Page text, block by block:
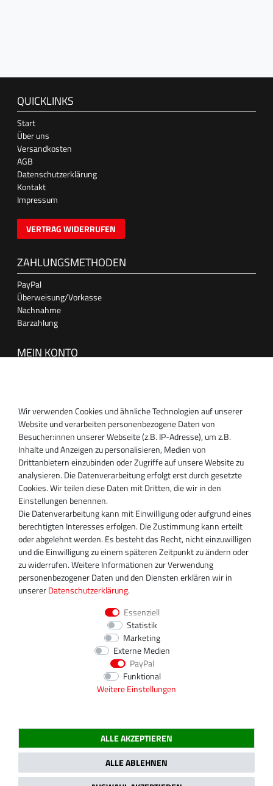
QUICKLINKS
Start
Über uns
Versandkosten
AGB
Datenschutzerklärung
Kontakt
Impressum
VERTRAG WIDERRUFEN
ZAHLUNGSMETHODEN
PayPal
Überweisung/Vorkasse
Nachnahme
Barzahlung
MEIN KONTO
SUPPORT
Inhaber:
Magnos Turbosystems GmbH
Miraustraße 27-29
D-13509 Berlin
+49 30 340 606 740
+49 30 340 606 740
+49 30 340 606 745
info@turboservice24.de
Aktuelle Öffnungszeiten
Mo-Fr: 08:00 Uhr - 18:00 Uhr
Sa: geschlossen
2020 Magnos Turbosystems GmbH | Alle Preise inklusive gesetzlicher MwSt.
Wir verwenden Cookies und ähnliche Technologien auf unserer
Website und verarbeiten personenbezogene Daten von
Besucher:innen unserer Webseite (z.B. IP-Adresse), um z.B.
Inhalte und Anzeigen zu personalisieren, Medien von
Drittanbietern einzubinden oder Zugriffe auf unsere Website zu
analysieren. Die Datenverarbeitung erfolgt erst durch gesetzte
Cookies. Wir teilen diese Daten mit Dritten, die wir in den
Einstellungen benennen.
Die Datenverarbeitung kann mit Einwilligung oder aufgrund eines
berechtigten Interesses erfolgen. Die Zustimmung kann erteilt
oder abgelehnt werden. Es besteht das Recht, nicht einzuwilligen
und die Einwilligung zu einem späteren Zeitpunkt zu ändern oder
zu widerrufen. Weitere Informationen zur Verwendung
personenbezogener Daten und den Diensten erklären wir in
unsererDaten­schutz­erklärung.
Essenziell
Statistik
Marketing
Externe Medien
PayPal
Funktional
Weitere Einstellungen
ALLE AKZEPTIEREN
ALLE ABLEHNEN